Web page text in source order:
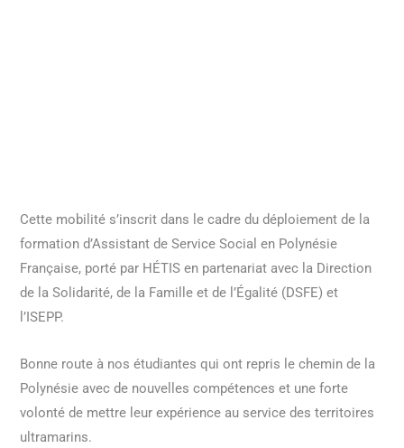
Cette mobilité s’inscrit dans le cadre du déploiement de la
formation d’Assistant de Service Social en Polynésie
Française, porté par HÉTIS en partenariat avec la Direction
de la Solidarité, de la Famille et de l’Égalité (DSFE) et
l’ISEPP.
Bonne route à nos étudiantes qui ont repris le chemin de la
Polynésie avec de nouvelles compétences et une forte
volonté de mettre leur expérience au service des territoires
ultramarins.